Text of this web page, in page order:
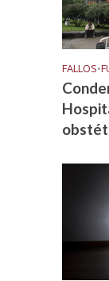
FALLOS•